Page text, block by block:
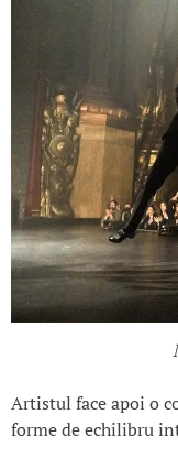
Artistul face apoi o
forme de echilibru